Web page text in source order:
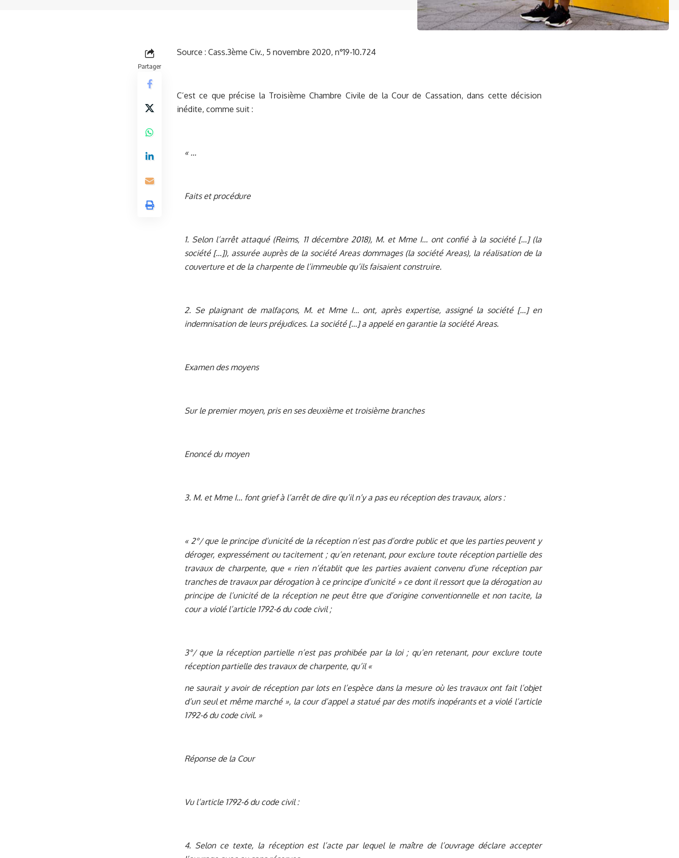
Partager
Source : Cass.3ème Civ., 5 novembre 2020, n°19-10.724
C’est ce que précise la Troisième Chambre Civile de la Cour de Cassation, dans cette décision
inédite, comme suit :
« …
Faits et procédure
1. Selon l’arrêt attaqué (Reims, 11 décembre 2018), M. et Mme I… ont confié à la société […] (la
société […]), assurée auprès de la société Areas dommages (la société Areas), la réalisation de la
couverture et de la charpente de l’immeuble qu’ils faisaient construire.
2. Se plaignant de malfaçons, M. et Mme I… ont, après expertise, assigné la société […] en
indemnisation de leurs préjudices. La société […] a appelé en garantie la société Areas.
Examen des moyens
Sur le premier moyen, pris en ses deuxième et troisième branches
Enoncé du moyen
3. M. et Mme I… font grief à l’arrêt de dire qu’il n’y a pas eu réception des travaux, alors :
« 2°/ que le principe d’unicité de la réception n’est pas d’ordre public et que les parties peuvent y
déroger, expressément ou tacitement ; qu’en retenant, pour exclure toute réception partielle des
travaux de charpente, que « rien n’établit que les parties avaient convenu d’une réception par
tranches de travaux par dérogation à ce principe d’unicité » ce dont il ressort que la dérogation au
principe de l’unicité de la réception ne peut être que d’origine conventionnelle et non tacite, la
cour a violé l’article 1792-6 du code civil ;
3°/ que la réception partielle n’est pas prohibée par la loi ; qu’en retenant, pour exclure toute
réception partielle des travaux de charpente, qu’il «
ne saurait y avoir de réception par lots en l’espèce dans la mesure où les travaux ont fait l’objet
d’un seul et même marché », la cour d’appel a statué par des motifs inopérants et a violé l’article
1792-6 du code civil. »
Réponse de la Cour
Vu l’article 1792-6 du code civil :
4. Selon ce texte, la réception est l’acte par lequel le maître de l’ouvrage déclare accepter